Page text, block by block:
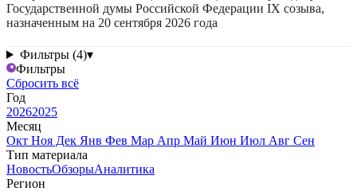
Государственной думы Российской Федерации IX созыва,
назначенным на 20 сентября 2026 года
Фильтры (4)▾
Фильтры
Сбросить всё
Год
20262025
Месяц
Окт Ноя Дек Янв Фев Мар Апр Май Июн Июл Авг Сен
Тип материала
НовостьОбзорыАналитика
Регион